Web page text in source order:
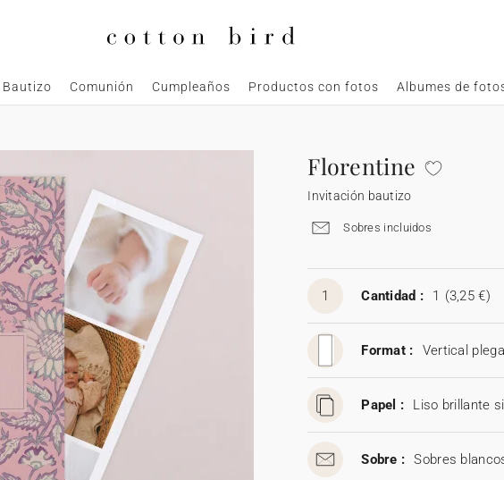
Bautizo Comunión Cumpleaños Productos con fotos Albumes de
Florentine
Invitación bautizo
Sobres incluidos
1 Cantidad : 1 (3,25 €)
Format : Vertical
Papel : Liso brillante
Sobre : Sobres